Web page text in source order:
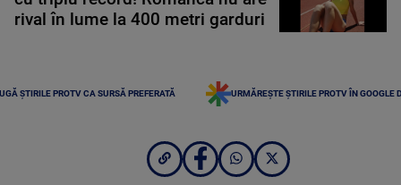
rival în lume la 400 metri garduri
ȘTIRILE PROTV CA SURSĂ PREFERATĂ URMĂREȘTE ȘTIRILE PROTV ÎN GOOGLE